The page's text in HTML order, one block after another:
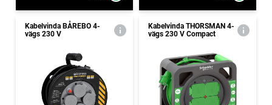
Kabelvinda BÅREBO 4-
vägs 230 V
Kabelvinda THORSMAN 4-
vägs 230 V Compact